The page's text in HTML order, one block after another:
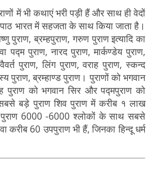
में भी कथाएं भरी पड़ी हैं और साथ ही वेदों
भारत में सहजता के साथ किया जाता है।
पुराण, ब्रम्हपुराण, गरुण पुराण इत्यादि का
पद्म पुराण, नारद पुराण, मार्कण्डेय पुराण,
पुराण, लिंग पुराण, वराह पुराण, स्कन्द
पुराण, ब्रम्हाण्ड पुराण। पुराणों को भगवान
पुराण को भगवान सिर और पद्मपुराण को
बड़े पुराण शिव पुराण में करीब १ लाख
6000 -6000 श्लोकों के साथ सबसे
करीब 60 उपपुराण भी हैं, जिनका हिन्दू धर्म